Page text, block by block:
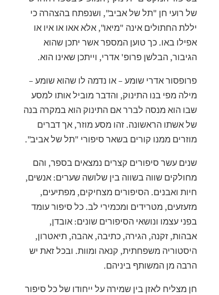
של רועי חן "תל של אביב", ושנפתח בהצהרה כי
יללת החתולים אינה "מיאו", אלא אאו או איו או
אפילו באו. כך טוען המספר אשר יתכן שהוא
הגיבור, הבלשן פרופ' אדרי, וייתכן שאינו הוא.
פרופסור אדרי שומע – או נדמה לו שהוא שומע –
מילה מפי בנו התינוק, והדבר מוביל אותו למסע
שבו הוא מנסה לברר אם התינוק הוא במקרה בנה
של אשתו הראשונה. זהו מסע מוזר, אך דברים
מוזרים ממנו קורים בשאר סיפורי "תל של אביב".
שנים עשר סיפורים קצרים נמצאים בספר, והם
מחולקים שווה בשווה בין שלושה שערים: אנשים,
חיות ואבנים. הסיפורים מצחיקים, מפתיעים,
מזעזעים, מטרידים ומכמירי לב. כל סיפור עומד
בפני עצמו ונושאי הסיפורים שונים: אובדן,
אבהות, זקנה, הגירה, כתיבה, אהבה, תיאטרון,
היסטוריה משפחתית, קנאה ומוות. ובכל זאת יש
הרבה מן המשותף ביניהם.
חן מצליח לאזן בין שמירה על ייחודו של כל סיפור